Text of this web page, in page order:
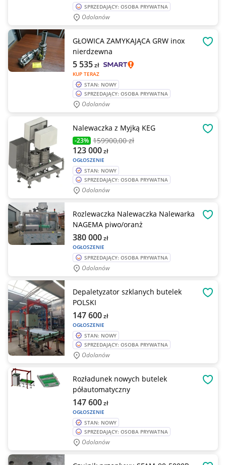
SPRZEDAJĄCY: OSOBA PRYWATNA
Odolanów
GŁOWICA ZAMYKAJĄCA GRW inox
nierdzewna
KUP TERAZ
5 535zł
STAN: NOWY
SPRZEDAJĄCY: OSOBA PRYWATNA
Odolanów
Nalewaczka z Myjką KEG
-23% 159900,00 zł
OGŁOSZENIE
123 000zł
STAN: NOWY
SPRZEDAJĄCY: OSOBA PRYWATNA
Odolanów
Rozlewaczka Nalewaczka Nalewarka
NAGEMA piwo/oranż
OGŁOSZENIE
380 000zł
SPRZEDAJĄCY: OSOBA PRYWATNA
Odolanów
Depaletyzator szklanych butelek
POLSKI
OGŁOSZENIE
147 600zł
STAN: NOWY
SPRZEDAJĄCY: OSOBA PRYWATNA
Odolanów
Rozładunek nowych butelek
półautomatyczny
OGŁOSZENIE
147 600zł
STAN: NOWY
SPRZEDAJĄCY: OSOBA PRYWATNA
Odolanów